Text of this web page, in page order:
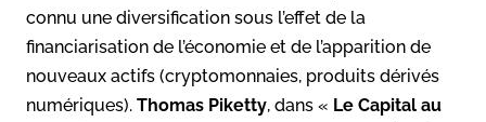
connu une diversification sous l’effet de la
financiarisation de l’économie et de l’apparition de
nouveaux actifs (cryptomonnaies, produits dérivés
numériques). Thomas Piketty, dans « Le Capital au